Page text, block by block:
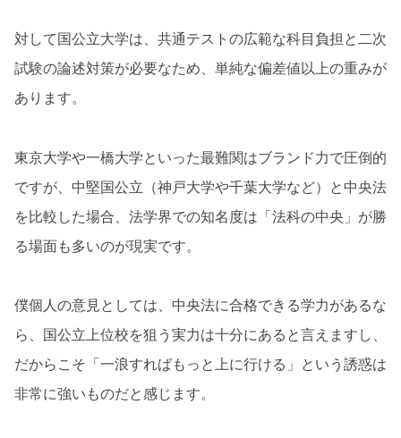
対して国公立大学は、共通テストの広範な科目負担と二次
試験の論述対策が必要なため、単純な偏差値以上の重みが
あります。
東京大学や一橋大学といった最難関はブランド力で圧倒的
ですが、中堅国公立（神戸大学や千葉大学など）と中央法
を比較した場合、法学界での知名度は「法科の中央」が勝
る場面も多いのが現実です。
僕個人の意見としては、中央法に合格できる学力があるな
ら、国公立上位校を狙う実力は十分にあると言えますし、
だからこそ「一浪すればもっと上に行ける」という誘惑は
非常に強いものだと感じます。